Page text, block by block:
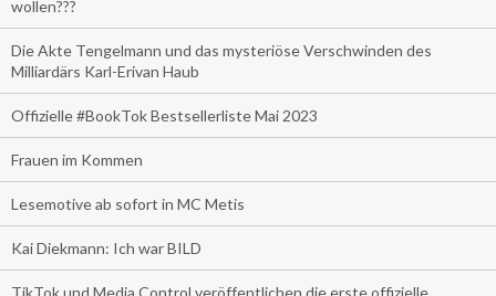
wollen???
Die Akte Tengelmann und das mysteriöse Verschwinden des
Milliardärs Karl-Erivan Haub
Offizielle #BookTok Bestsellerliste Mai 2023
Frauen im Kommen
Lesemotive ab sofort in MC Metis
Kai Diekmann: Ich war BILD
TikTok und Media Control veröffentlichen die erste offizielle